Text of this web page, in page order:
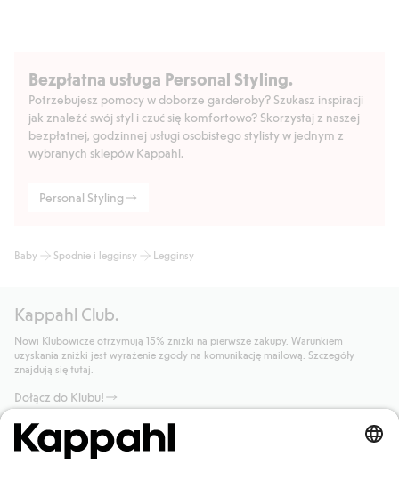
Bezpłatna usługa Personal Styling.
Potrzebujesz pomocy w doborze garderoby? Szukasz inspiracji
jak znaleźć swój styl i czuć się komfortowo? Skorzystaj z naszej
bezpłatnej, godzinnej usługi osobistego stylisty w jednym z
wybranych sklepów Kappahl.
Personal Styling
Baby Spodnie i legginsy Legginsy
Kappahl Club.
Nowi Klubowicze otrzymują 15% zniżki na pierwsze zakupy. Warunkiem
uzyskania zniżki jest wyrażenie zgody na komunikację mailową. Szczegóły
znajdują się tutaj.
Dołącz do Klubu!